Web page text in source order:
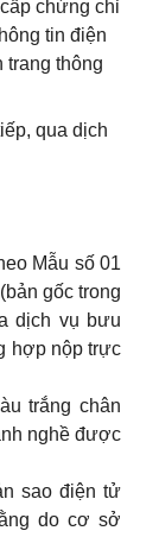
chứng chỉ
tin điện
trang thông
qua dịch
Mẫu số 01
(bản gốc trong
dịch vụ bưu
hợp nộp trực
trắng chân
nghề được
sao điện tử
do cơ sở